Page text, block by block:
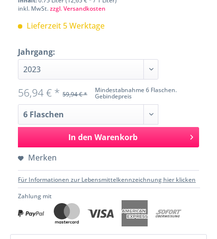
inkl. MwSt.zzgl. Versandkosten
Lieferzeit 5 Werktage
Jahrgang:
Mindestabnahme 6 Flaschen.
Gebindepreis
56,94 € * 59,94 € *
In den Warenkorb
Merken
Für Informationen zur Lebensmittelkennzeichnung hier klicken
Zahlung mit